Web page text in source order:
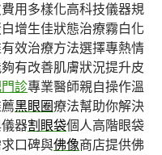
用多樣化高科技儀器規
增生佳狀態治療霧白化
效治療方法選擇專熱情
有改善肌膚狀況提升皮
診專業醫師親自操作溫
黑眼圈療法幫助你解決
器割眼袋個人高階眼袋
口碑與佛像商店提供佛